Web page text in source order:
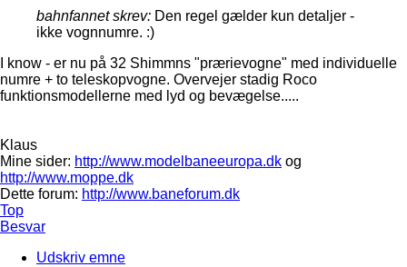
bahnfannet skrev: Den regel gælder kun detaljer -
ikke vognnumre. :)
I know - er nu på 32 Shimmns "prærievogne" med individuelle
numre + to teleskopvogne. Overvejer stadig Roco
funktionsmodellerne med lyd og bevægelse.....
Klaus
Mine sider: http://www.modelbaneeuropa.dk og
http://www.moppe.dk
Dette forum: http://www.baneforum.dk
Top
Besvar
Udskriv emne